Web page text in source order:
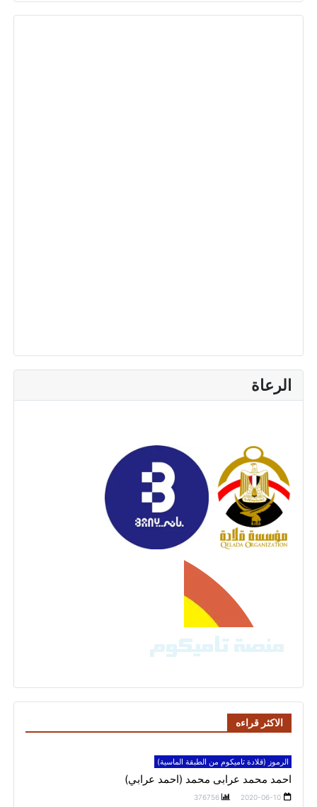
الرعاة
الاكثر قراءه
الرموز (قلادة تاميكوم من الطبقة الماسية)
احمد محمد عرابى محمد (احمد عرابي)
2020-06-10
376756